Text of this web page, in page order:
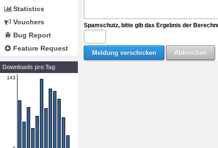
Statistics
Vouchers
Bug Report
Feature Request
Downloads pro Tag
143
Spamschutz, bitte gib das Ergebnis der